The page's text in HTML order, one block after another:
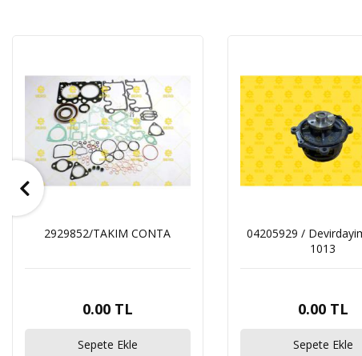
2929852/TAKIM CONTA
0.00 TL
Sepete Ekle
04205929 /
1013
0.00 TL
Sepete Ekle